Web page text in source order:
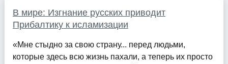
В мире: Изгнание русских приводит
Прибалтику к исламизации
«Мне стыдно за свою страну... перед людьми,
которые здесь всю жизнь пахали, а теперь их просто